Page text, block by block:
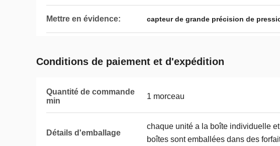
Mettre en évidence: capteur de grande précision de
Conditions de paiement et d'expédition
Quantité de commande
min
1 morceau
Détails d'emballage
chaque unité a la boîte individuelle
boîtes sont emballées dans des